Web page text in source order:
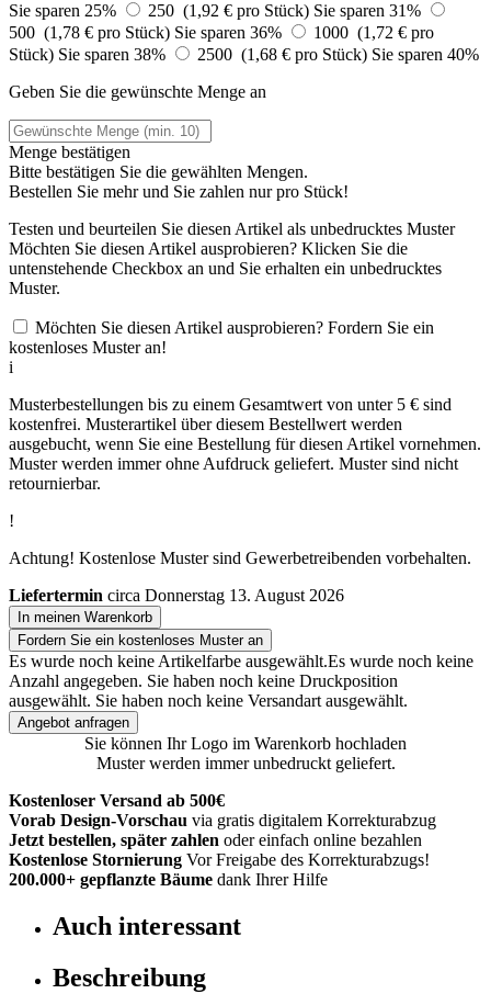
Sie sparen 25%
250 (1,92 € pro Stück) Sie sparen 31%
500 (1,78 € pro Stück) Sie sparen 36%
1000 (1,72 € pro
Stück) Sie sparen 38% 2500 (1,68 € pro Stück) Sie sparen 40%
Geben Sie die gewünschte Menge an
Menge bestätigen
Bitte bestätigen Sie die gewählten Mengen.
Bestellen Sie mehr und Sie zahlen nurpro Stück!
Testen und beurteilen Sie diesen Artikel als unbedrucktes Muster
Möchten Sie diesen Artikel ausprobieren? Klicken Sie die
untenstehende Checkbox an und Sie erhalten ein unbedrucktes
Muster.
Möchten Sie diesen Artikel ausprobieren? Fordern Sie ein
kostenloses Muster an!
i
Musterbestellungen bis zu einem Gesamtwert von unter 5 € sind
kostenfrei. Musterartikel über diesem Bestellwert werden
ausgebucht, wenn Sie eine Bestellung für diesen Artikel vornehmen.
Muster werden immer ohne Aufdruck geliefert. Muster sind nicht
retournierbar.
!
Achtung! Kostenlose Muster sind Gewerbetreibenden vorbehalten.
Liefertermin circa Donnerstag 13. August 2026
In meinen Warenkorb
Fordern Sie ein kostenloses Muster an
Es wurde noch keine Artikelfarbe ausgewählt.Es wurde noch keine
Anzahl angegeben. Sie haben noch keine Druckposition
ausgewählt. Sie haben noch keine Versandart ausgewählt.
Angebot anfragen
Sie können Ihr Logo im Warenkorb hochladen
Muster werden immer unbedruckt geliefert.
Kostenloser Versand ab 500€
Vorab Design-Vorschau via gratis digitalem Korrekturabzug
Jetzt bestellen, später zahlen oder einfach online bezahlen
Kostenlose Stornierung Vor Freigabe des Korrekturabzugs!
200.000+ gepflanzte Bäume dank Ihrer Hilfe
Auch interessant
Beschreibung